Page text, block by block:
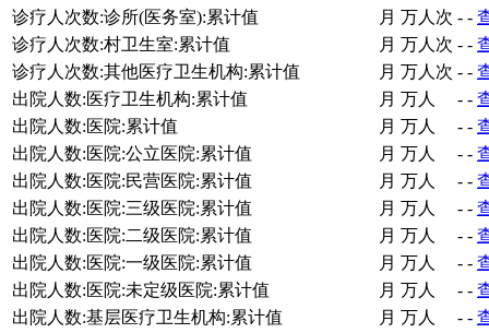
诊疗人次数:诊所(医务室):累计值
月 万人次 - -
诊疗人次数:村卫生室:累计值
月 万人次 - -
诊疗人次数:其他医疗卫生机构:累计值
月 万人次 - -
出院人数:医疗卫生机构:累计值
月 万人 - -
出院人数:医院:累计值
月 万人 - -
出院人数:医院:公立医院:累计值
月 万人 - -
出院人数:医院:民营医院:累计值
月 万人 - -
出院人数:医院:三级医院:累计值
月 万人 - -
出院人数:医院:二级医院:累计值
月 万人 - -
出院人数:医院:一级医院:累计值
月 万人 - -
出院人数:医院:未定级医院:累计值
月 万人 - -
出院人数:基层医疗卫生机构:累计值
月 万人 - -